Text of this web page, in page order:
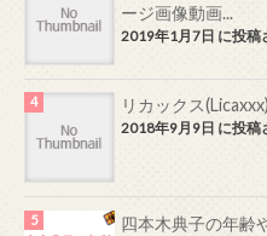
ージ画像動画...
2019年1月7日 に投稿
リカックス
2018年9月9日 に投稿
四本木典子の年齢